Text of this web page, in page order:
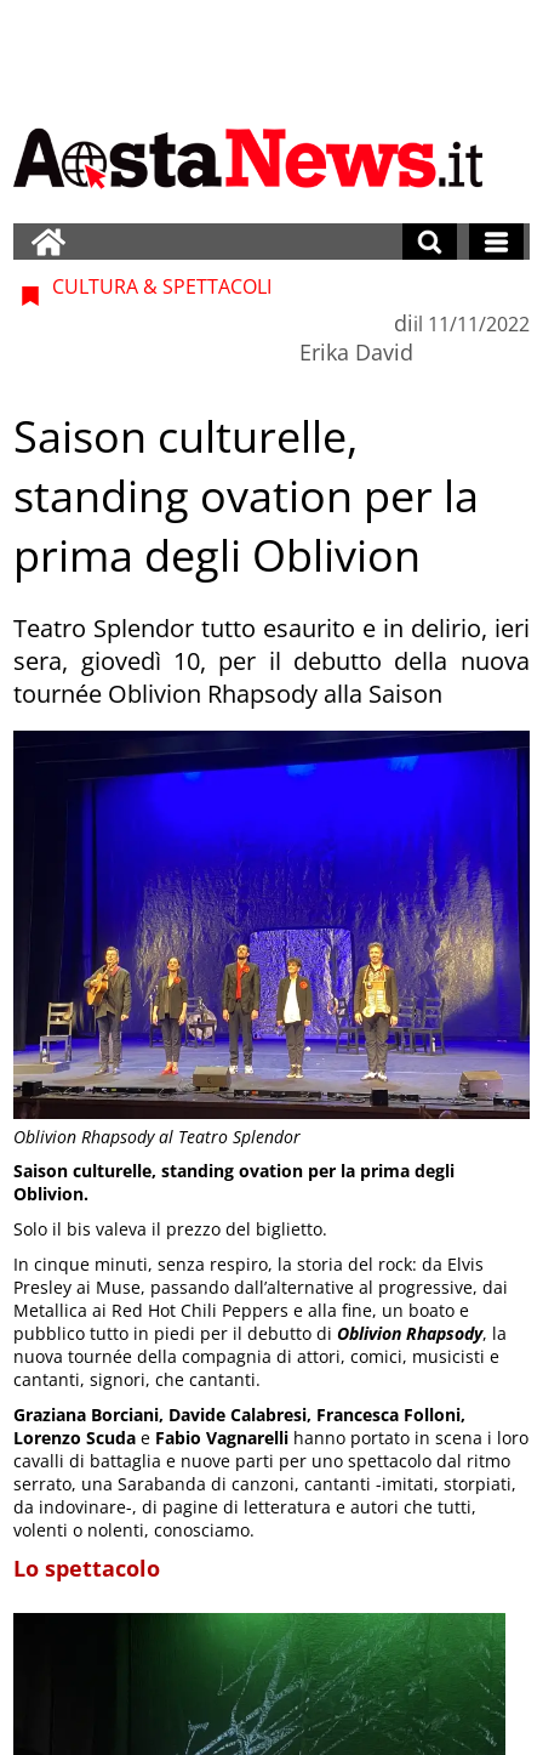
Oblivion Rhapsody al Teatro Splendor
CULTURA & SPETTACOLI
di
Erika David
il 11/11/2022
Saison culturelle,
standing ovation per la
prima degli Oblivion
Teatro Splendor tutto esaurito e in delirio, ieri
sera, giovedì 10, per il debutto della nuova
tournée Oblivion Rhapsody alla Saison
Saison culturelle, standing ovation per la prima degli
Oblivion.
Solo il bis valeva il prezzo del biglietto.
In cinque minuti, senza respiro, la storia del rock: da Elvis
Presley ai Muse, passando dall’alternative al progressive, dai
Metallica ai Red Hot Chili Peppers e alla fine, un boato e
pubblico tutto in piedi per il debutto di Oblivion Rhapsody, la
nuova tournée della compagnia di attori, comici, musicisti e
cantanti, signori, che cantanti.
Graziana Borciani, Davide Calabresi, Francesca Folloni,
Lorenzo Scuda e Fabio Vagnarelli hanno portato in scena i loro
cavalli di battaglia e nuove parti per uno spettacolo dal ritmo
serrato, una Sarabanda di canzoni, cantanti -imitati, storpiati,
da indovinare-, di pagine di letteratura e autori che tutti,
volenti o nolenti, conosciamo.
Lo spettacolo